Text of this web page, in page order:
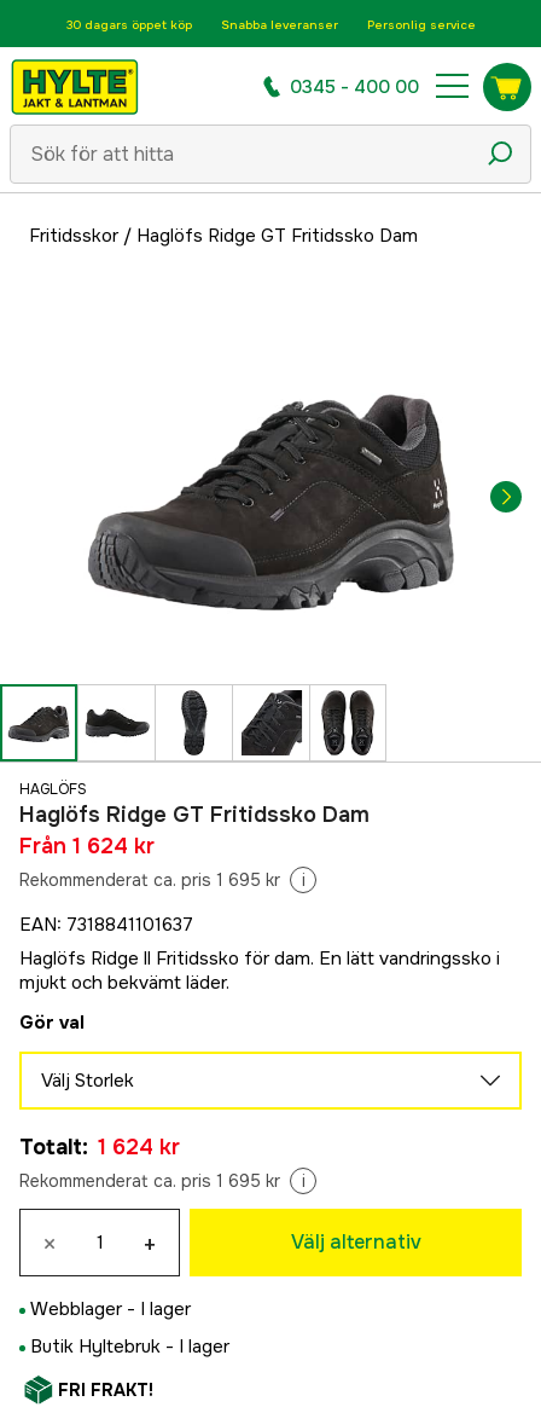
30 dagars öppet köp Snabba leveranser Personlig service
0345 - 400 00
Fritidsskor/ Haglöfs Ridge GT Fritidssko Dam
HAGLÖFS
Haglöfs Ridge GT Fritidssko Dam
Från 1 624 kr
Rekommenderat ca. pris 1 695 kr i
EAN: 7318841101637
Haglöfs Ridge ll Fritidssko för dam. En lätt vandringssko i
mjukt och bekvämt läder.
Gör val
Välj Storlek
1 624 kr
37 1/3
1 624 kr
1 624 kr
39 1/3
40
Totalt: 1 624 kr
Rekommenderat ca. pris 1 695 kr i
× + Välj alternativ
Webblager - I lager
Butik Hyltebruk - I lager
FRI FRAKT!